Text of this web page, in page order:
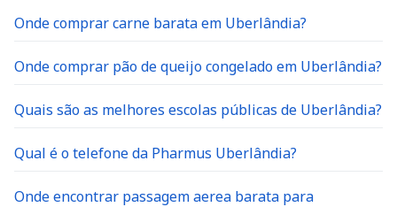
Onde comprar carne barata em Uberlândia?
Onde comprar pão de queijo congelado em Uberlândia?
Quais são as melhores escolas públicas de Uberlândia?
Qual é o telefone da Pharmus Uberlândia?
Onde encontrar passagem aerea barata para